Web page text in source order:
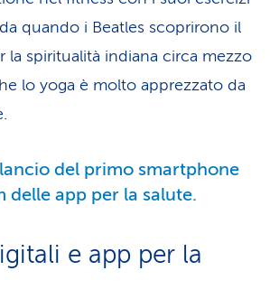
quando i Beatles scoprirono il
la spiritualità indiana circa mezzo
lo yoga è molto apprezzato da
del primo smartphone
delle app per la salute.
e app per la